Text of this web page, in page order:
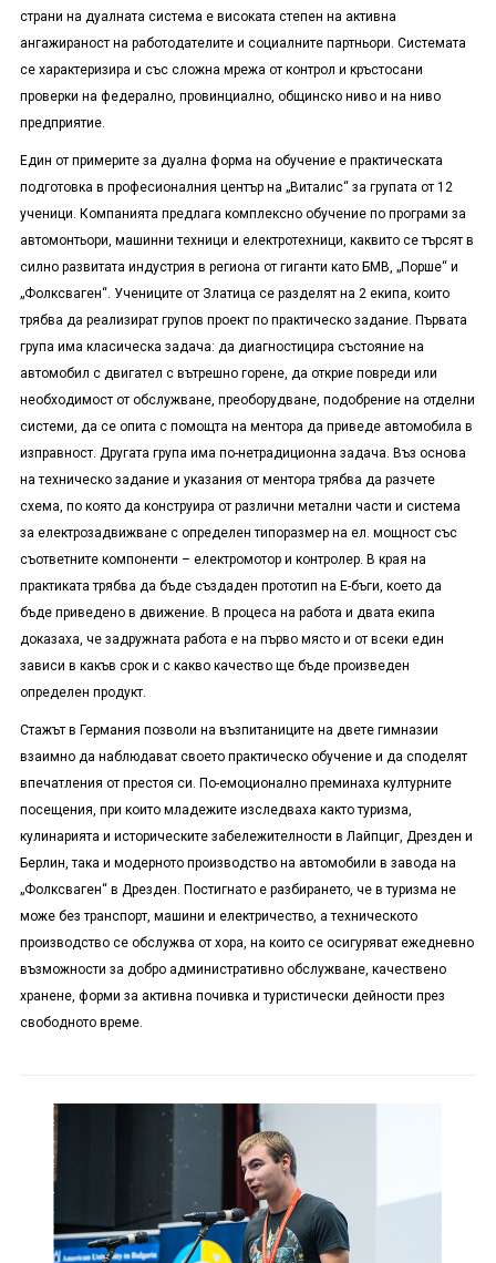
страни на дуалната система е високата степен на активна
ангажираност на работодателите и социалните партньори. Системата
се характеризира и със сложна мрежа от контрол и кръстосани
проверки на федерално, провинциално, общинско ниво и на ниво
предприятие.
Един от примерите за дуална форма на обучение е практическата
подготовка в професионалния център на „Виталис“ за групата от 12
ученици. Компанията предлага комплексно обучение по програми за
автомонтьори, машинни техници и електротехници, каквито се търсят в
силно развитата индустрия в региона от гиганти като БМВ, „Порше“ и
„Фолксваген“. Учениците от Златица се разделят на 2 екипа, които
трябва да реализират групов проект по практическо задание. Първата
група има класическа задача: да диагностицира състояние на
автомобил с двигател с вътрешно горене, да открие повреди или
необходимост от обслужване, преоборудване, подобрение на отделни
системи, да се опита с помощта на ментора да приведе автомобила в
изправност. Другата група има по-нетрадиционна задача. Въз основа
на техническо задание и указания от ментора трябва да разчете
схема, по която да конструира от различни метални части и система
за електрозадвижване с определен типоразмер на ел. мощност със
съответните компоненти – електромотор и контролер. В края на
практиката трябва да бъде създаден прототип на Е-бъги, което да
бъде приведено в движение. В процеса на работа и двата екипа
доказаха, че задружната работа е на първо място и от всеки един
зависи в какъв срок и с какво качество ще бъде произведен
определен продукт.
Стажът в Германия позволи на възпитаниците на двете гимназии
взаимно да наблюдават своето практическо обучение и да споделят
впечатления от престоя си. По-емоционално преминаха културните
посещения, при които младежите изследваха както туризма,
кулинарията и историческите забележителности в Лайпциг, Дрезден и
Берлин, така и модерното производство на автомобили в завода на
„Фолксваген“ в Дрезден. Постигнато е разбирането, че в туризма не
може без транспорт, машини и електричество, а техническото
производство се обслужва от хора, на които се осигуряват ежедневно
възможности за добро административно обслужване, качествено
хранене, форми за активна почивка и туристически дейности през
свободното време.